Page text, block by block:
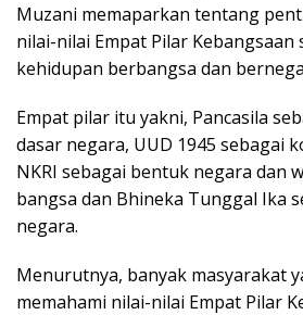
Muzani memaparkan tentang
nilai-nilai Empat Pilar Kebangsaan
kehidupan berbangsa dan
Empat pilar itu yakni, Pancasila
dasar negara, UUD 1945 sebagai
NKRI sebagai bentuk negara dan
bangsa dan Bhineka Tunggal Ika
negara.
Menurutnya, banyak masyarakat
memahami nilai-nilai Empat Pilar